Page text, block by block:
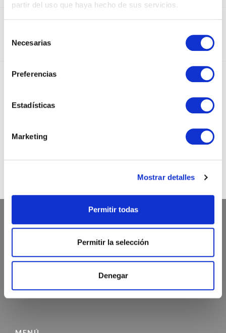
partir del uso que haya hecho de sus servicios.
Necesarias
Preferencias
Estadísticas
Marketing
Mostrar detalles
Permitir todas
Permitir la selección
Denegar
Somos los fabricantes de packaging más chic para tu
ATENCIÓN AL CLIENTE
972 468 240
INFO@CHICANDPAPER.COM
C/ DE LA MÒDEGA 17-19 17457 RIUDELLOTS DE LA SELVA